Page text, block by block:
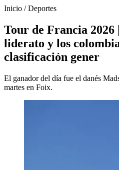
Inicio /Deportes
Tour de Francia 2026
liderato y los
clasificación gener
El ganador del día fue el danés
martes en Foix.